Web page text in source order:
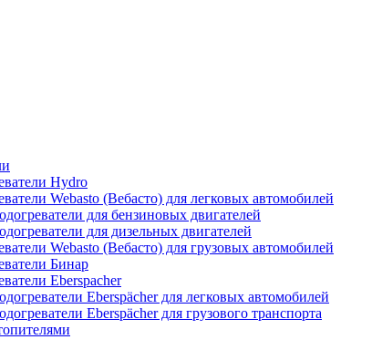
Hydro
Webasto (Вебасто) для легковых автомобилей
для бензиновых двигателей
для дизельных двигателей
Webasto (Вебасто) для грузовых автомобилей
Бинар
Eberspacher
Eberspächer для легковых автомобилей
Eberspächer для грузового транспорта